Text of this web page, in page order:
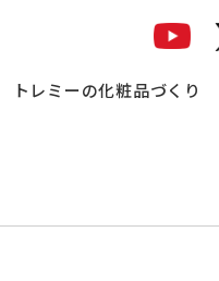
トレミーの化粧品づくり